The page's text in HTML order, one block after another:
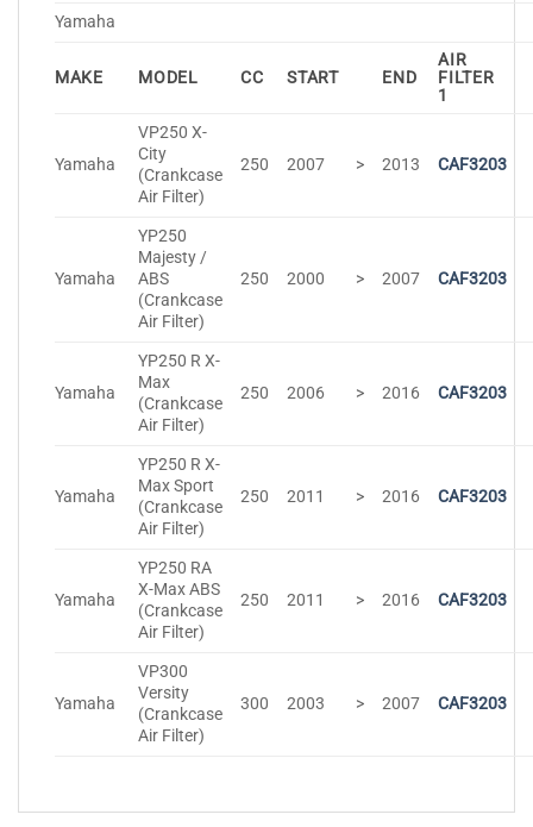
Yamaha
MAKE MODEL CC START END
AIR
FILTER
1
Yamaha
VP250 X-
City
(Crankcase
Air Filter)
250 2007 > 2013 CAF3203
Yamaha
YP250
Majesty /
ABS
(Crankcase
Air Filter)
250 2000 > 2007 CAF3203
Yamaha
YP250 R X-
Max
(Crankcase
Air Filter)
250 2006 > 2016 CAF3203
Yamaha
YP250 R X-
Max Sport
(Crankcase
Air Filter)
250 2011 > 2016 CAF3203
Yamaha
YP250 RA
X-Max ABS
(Crankcase
Air Filter)
250 2011 > 2016 CAF3203
Yamaha
VP300
Versity
(Crankcase
Air Filter)
300 2003 > 2007 CAF3203